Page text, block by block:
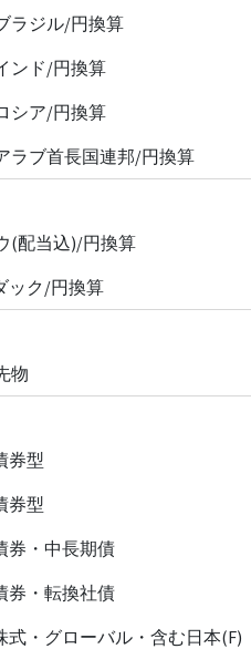
ラジル/円換算
ンド/円換算
シア/円換算
ラブ首長国連邦/円換算
(配当込)/円換算
ック/円換算
物
券型
券型
券・中長期債
券・転換社債
式・グローバル・含む日本(F)